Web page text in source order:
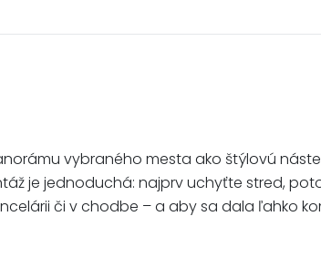
vybraného mesta ako štýlovú
je jednoduchá: najprv uchyťte stred,
či v chodbe – a aby sa dala ľahko